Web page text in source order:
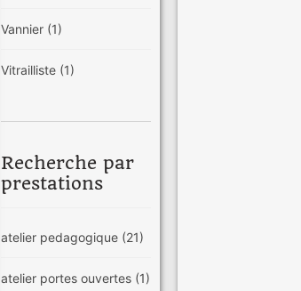
Vannier (1)
Vitrailliste (1)
Recherche par
prestations
atelier pedagogique (21)
atelier portes ouvertes (1)